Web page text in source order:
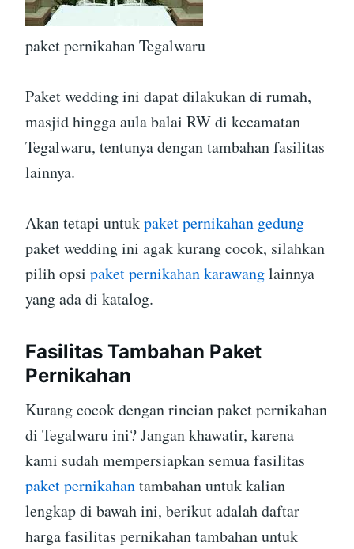
paket pernikahan Tegalwaru
Paket wedding ini dapat dilakukan di rumah,
masjid hingga aula balai RW di kecamatan
Tegalwaru, tentunya dengan tambahan fasilitas
lainnya.
Akan tetapi untukpaket pernikahan gedung
paket wedding ini agak kurang cocok, silahkan
pilih opsi paket pernikahan karawanglainnya
yang ada di katalog.
Fasilitas Tambahan Paket
Pernikahan
Kurang cocok dengan rincian paket pernikahan
di Tegalwaru ini? Jangan khawatir, karena
kami sudah mempersiapkan semua fasilitas
paket pernikahantambahan untuk kalian
lengkap di bawah ini, berikut adalah daftar
harga fasilitas pernikahan tambahan untuk